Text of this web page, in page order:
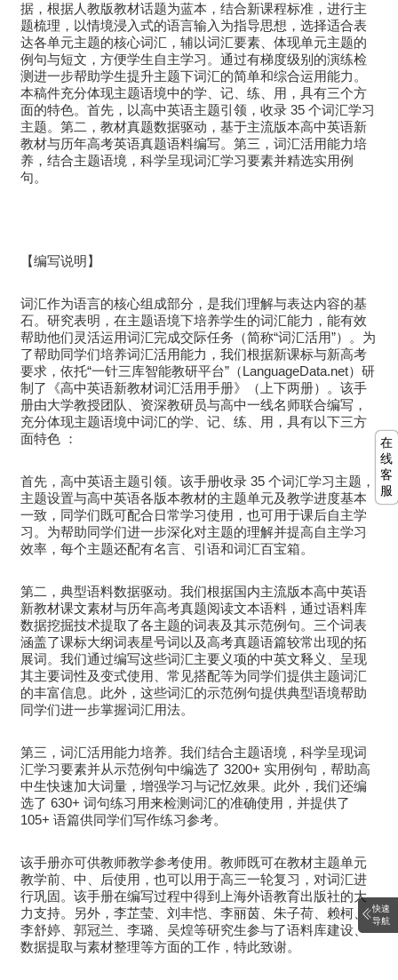
据，根据人教版教材话题为蓝本，结合新课程标准，进行主
题梳理，以情境浸入式的语言输入为指导思想，选择适合表
达各单元主题的核心词汇，辅以词汇要素、体现单元主题的
例句与短文，方便学生自主学习。通过有梯度级别的演练检
测进一步帮助学生提升主题下词汇的简单和综合运用能力。
本稿件充分体现主题语境中的学、记、练、用，具有三个方
面的特色。首先，以高中英语主题引领，收录 35 个词汇学习
主题。第二，教材真题数据驱动，基于主流版本高中英语新
教材与历年高考英语真题语料编写。第三，词汇活用能力培
养，结合主题语境，科学呈现词汇学习要素并精选实用例
句。
【编写说明】
词汇作为语言的核心组成部分，是我们理解与表达内容的基
石。研究表明，在主题语境下培养学生的词汇能力，能有效
帮助他们灵活运用词汇完成交际任务（简称“词汇活用”）。为
了帮助同学们培养词汇活用能力，我们根据新课标与新高考
要求，依托“一针三库智能教研平台”（LanguageData.net）研
制了《高中英语新教材词汇活用手册》（上下两册）。该手
册由大学教授团队、资深教研员与高中一线名师联合编写，
充分体现主题语境中词汇的学、记、练、用，具有以下三方
面特色 ：
首先，高中英语主题引领。该手册收录 35 个词汇学习主题，
主题设置与高中英语各版本教材的主题单元及教学进度基本
一致，同学们既可配合日常学习使用，也可用于课后自主学
习。为帮助同学们进一步深化对主题的理解并提高自主学习
效率，每个主题还配有名言、引语和词汇百宝箱。
第二，典型语料数据驱动。我们根据国内主流版本高中英语
新教材课文素材与历年高考真题阅读文本语料，通过语料库
数据挖掘技术提取了各主题的词表及其示范例句。三个词表
涵盖了课标大纲词表星号词以及高考真题语篇较常出现的拓
展词。我们通过编写这些词汇主要义项的中英文释义、呈现
其主要词性及变式使用、常见搭配等为同学们提供主题词汇
的丰富信息。此外，这些词汇的示范例句提供典型语境帮助
同学们进一步掌握词汇用法。
第三，词汇活用能力培养。我们结合主题语境，科学呈现词
汇学习要素并从示范例句中编选了 3200+ 实用例句，帮助高
中生快速加大词量，增强学习与记忆效果。此外，我们还编
选了 630+ 词句练习用来检测词汇的准确使用，并提供了
105+ 语篇供同学们写作练习参考。
该手册亦可供教师教学参考使用。教师既可在教材主题单元
教学前、中、后使用，也可以用于高三一轮复习，对词汇进
行巩固。该手册在编写过程中得到上海外语教育出版社的大
力支持。另外，李芷莹、刘丰恺、李丽茵、朱子荷、赖柯、
李舒婷、郭冠兰、李璐、吴煌等研究生参与了语料库建设、
数据提取与素材整理等方面的工作，特此致谢。
快速
导航
在
线
客
服